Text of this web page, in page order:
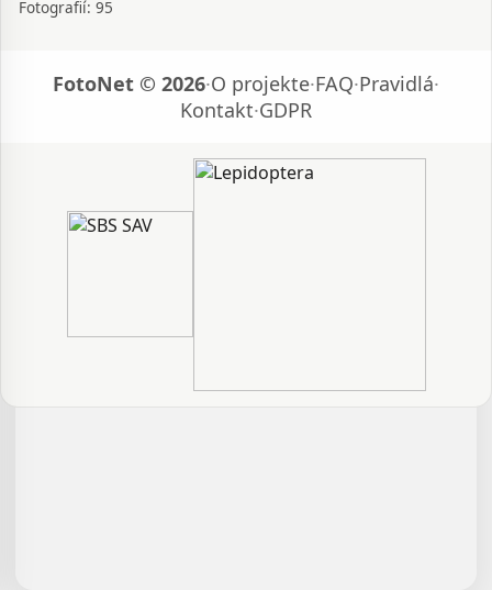
Fotografií: 95
FotoNet © 2026·O projekte·FAQ·Pravidlá·
Kontakt·GDPR